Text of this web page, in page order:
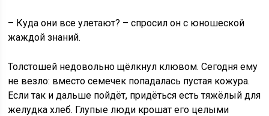
– Куда они все улетают? – спросил он с юношеской
жаждой знаний.
Толстошей недовольно щёлкнул клювом. Сегодня ему
не везло: вместо семечек попадалась пустая кожура.
Если так и дальше пойдёт, придёться есть тяжёлый для
желудка хлеб. Глупые люди крошат его целыми